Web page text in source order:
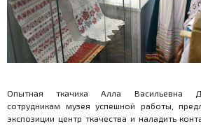
Опытная ткачиха Алла Васильевна
сотрудникам музея успешной работы,
экспозиции центр ткачества и наладить